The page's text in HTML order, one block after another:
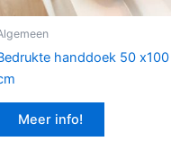
handdoek 50 x100
Meer info!